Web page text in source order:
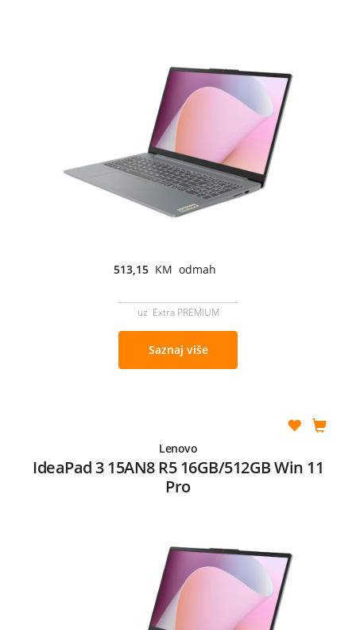
513,15 KM odmah
uz Extra PREMIUM
Saznaj više
Lenovo
IdeaPad 3 15AN8 R5 16GB/512GB Win 11
Pro